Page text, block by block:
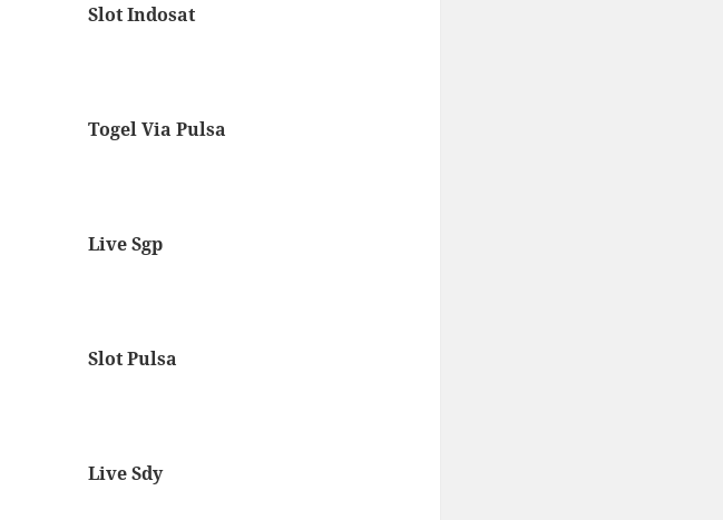
Slot Indosat
Togel Via Pulsa
Live Sgp
Slot Pulsa
Live Sdy